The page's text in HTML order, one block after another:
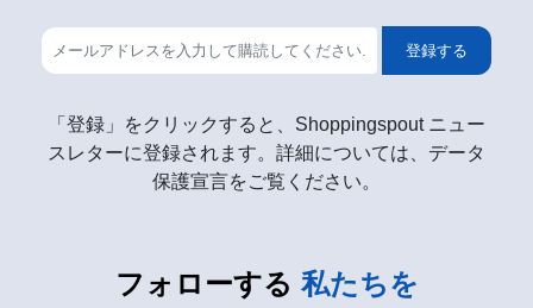
登録する
「登録」をクリックすると、Shoppingspout ニュー
スレターに登録されます。詳細については、データ
保護宣言をご覧ください。
フォローする 私たちを